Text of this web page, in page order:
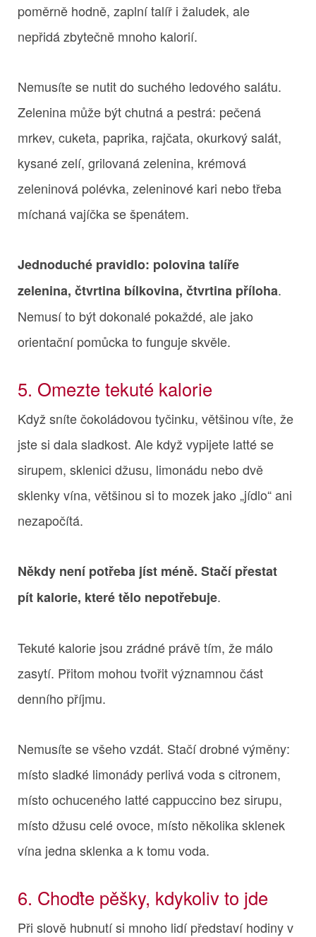
poměrně hodně, zaplní talíř i žaludek, ale
nepřidá zbytečně mnoho kalorií.
Nemusíte se nutit do suchého ledového salátu.
Zelenina může být chutná a pestrá: pečená
mrkev, cuketa, paprika, rajčata, okurkový salát,
kysané zelí, grilovaná zelenina, krémová
zeleninová polévka, zeleninové kari nebo třeba
míchaná vajíčka se špenátem.
Jednoduché pravidlo: polovina talíře
zelenina, čtvrtina bílkovina, čtvrtina příloha.
Nemusí to být dokonalé pokaždé, ale jako
orientační pomůcka to funguje skvěle.
5. Omezte tekuté kalorie
Když sníte čokoládovou tyčinku, většinou víte, že
jste si dala sladkost. Ale když vypijete latté se
sirupem, sklenici džusu, limonádu nebo dvě
sklenky vína, většinou si to mozek jako „jídlo“ ani
nezapočítá.
Někdy není potřeba jíst méně. Stačí přestat
pít kalorie, které tělo nepotřebuje.
Tekuté kalorie jsou zrádné právě tím, že málo
zasytí. Přitom mohou tvořit významnou část
denního příjmu.
Nemusíte se všeho vzdát. Stačí drobné výměny:
místo sladké limonády perlivá voda s citronem,
místo ochuceného latté cappuccino bez sirupu,
místo džusu celé ovoce, místo několika sklenek
vína jedna sklenka a k tomu voda.
6. Choďte pěšky, kdykoliv to jde
Při slově hubnutí si mnoho lidí představí hodiny v